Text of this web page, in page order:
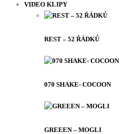
VIDEO KLIPY
REST – 52 ŘÁDKŮ
070 SHAKE- COCOON
GREEEN – MOGLI